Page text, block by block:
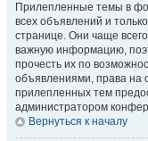
Прилепленные темы в
всех объявлений и
странице. Они чаще
важную информацию,
прочесть их по
объявлениями, права на
прилепленных тем
администратором
Вернуться к началу